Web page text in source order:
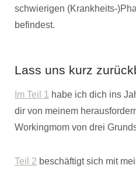
schwierigen (Krankheits-
befindest.
Lass uns kurz
Im Teil 1
habe ich dich ins
dir von meinem
Workingmom von drei
Teil 2 beschäftigt sich mit